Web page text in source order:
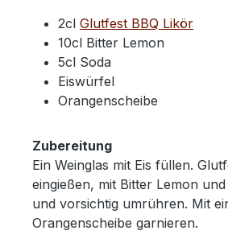
2cl Glutfest BBQ Likör
10cl Bitter Lemon
5cl Soda
Eiswürfel
Orangenscheibe
Zubereitung
Ein Weinglas mit Eis füllen.
eingießen, mit Bitter Lemon
und vorsichtig umrühren. Mit
Orangenscheibe garnieren.